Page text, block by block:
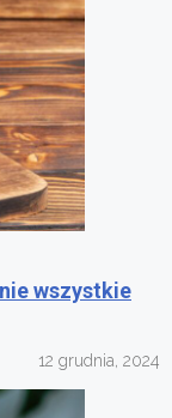
wszystkie
12 grudnia, 2024